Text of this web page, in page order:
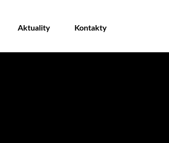
Aktuality Kontakty